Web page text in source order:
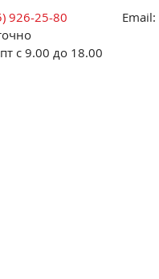
926-25-80
с 9.00 до 18.00